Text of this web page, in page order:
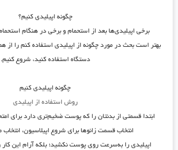
چگونه اپیلیدی کنیم؟
برخی اپیلیدی‌ها بعد از استحمام و برخی در هنگام
بهتر است بحث در مورد چگونه از اپیلیدی استفاده کنم را از
دستگاه استفاده کنید، شروع کنیم.
چگونه اپیلیدی کنیم
روش استفاده از اپیلیدی
ابتدا قسمتی از بدنتان را که پوست ضخیم‌تری دارد برای
انتخاب قسمت زانوها برای شروع اپیلاسیون،
اپیلیدی را به‌سرعت روی پوست نکشید؛ بلکه آرام این کار